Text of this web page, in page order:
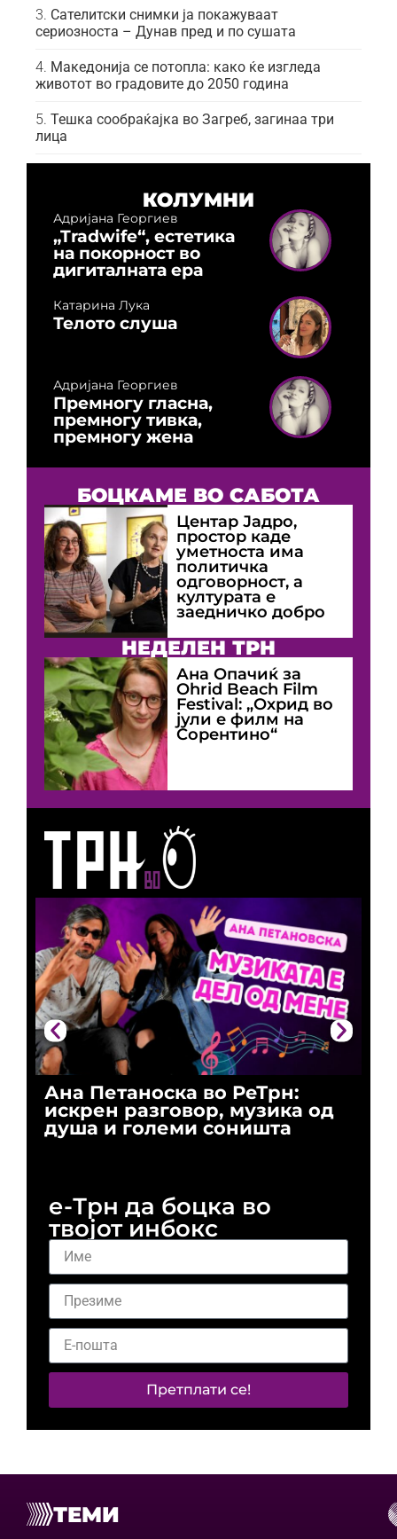
Сателитски снимки ја покажуваат
сериозноста – Дунав пред и по сушата
Македонија се потопла: како ќе изгледа
животот во градовите до 2050 година
Тешка сообраќајка во Загреб, загинаа три
лица
Ана Петаноска во РеТрн:
искрен разговор, музика од
душа и големи соништа
КОЛУМНИ
Адријана Георгиев
„Tradwife“, естетика
на покорност во
дигиталната ера
Катарина Лука
Телото слуша
Адријана Георгиев
Премногу гласна,
премногу тивка,
премногу жена
БОЦКАМЕ ВО САБОТА
Центар Јадро,
простор каде
уметноста има
политичка
одговорност, а
културата е
заедничко добро
НЕДЕЛЕН ТРН
Ана Опачиќ за
Оhrid Beach Film
Festival: „Охрид во
јули е филм на
Сорентино“
е-Трн да боцка во
твојот инбокс
Претплати се!
ТЕМИ